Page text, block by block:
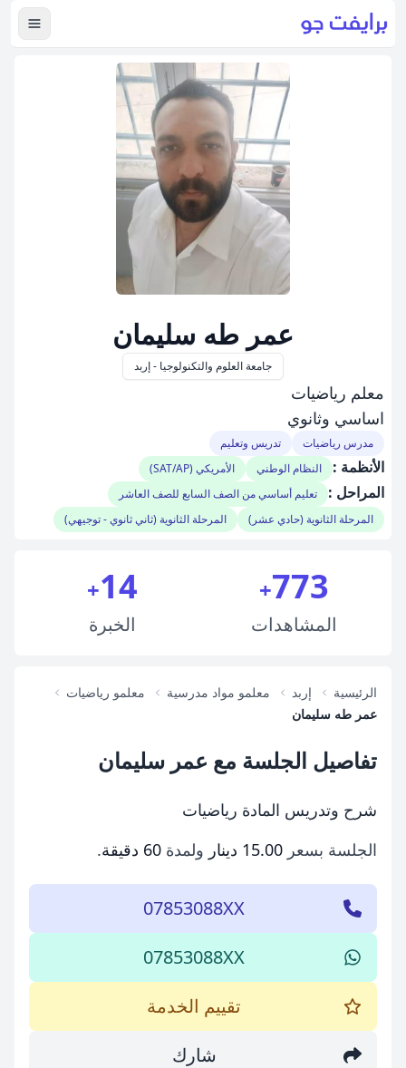
عرض
عمر طه سليمان
جامعة العلوم والتكنولوجيا - إربد
معلم رياضيات
اساسي وثانوي
مدرس رياضيات تدريس وتعليم
الأنظمة : النظام الوطني الأمريكي (SAT/AP)
المراحل :
تعليم أساسي من الصف السابع للصف العاشر
المرحلة الثانوية (حادي عشر)
المرحلة الثانوية (ثاني ثانوي - توجيهي)
773
+
المشاهدات
14
+
الخبرة
الرئيسية إربد معلمو مواد مدرسية
معلمو رياضيات
عمر طه سليمان
تفاصيل الجلسة مع عمر سليمان
شرح وتدريس المادة رياضيات
الجلسة بسعر 15.00 دينار ولمدة 60 دقيقة .
07853088XX
07853088XX
تقييم الخدمة
شارك